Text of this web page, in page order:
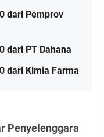
dari Pemprov
dari PT Dahana
dari Kimia Farma
Penyelenggara